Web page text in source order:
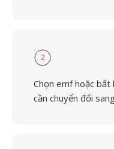
2
Chọn emf hoặc bất
cần chuyển đổi